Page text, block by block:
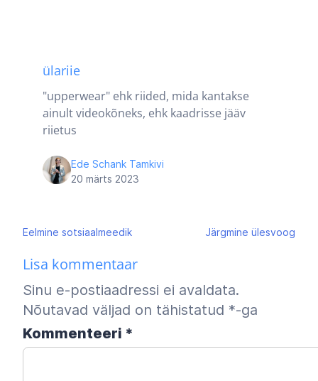
ülariie
"upperwear" ehk riided, mida kantakse
ainult videokõneks, ehk kaadrisse jääv
riietus
Ede Schank Tamkivi
20 märts 2023
Navigeerimine
Eelmine sotsiaalmeedik Järgmine ülesvoog
Lisa kommentaar
Sinu e-postiaadressi ei avaldata.
Nõutavad väljad on tähistatud *-ga
Kommenteeri *